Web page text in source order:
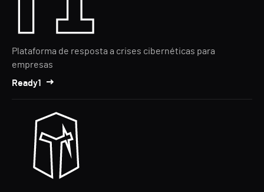
Plataforma de resposta a crises cibernéticas para
empresas
Ready1